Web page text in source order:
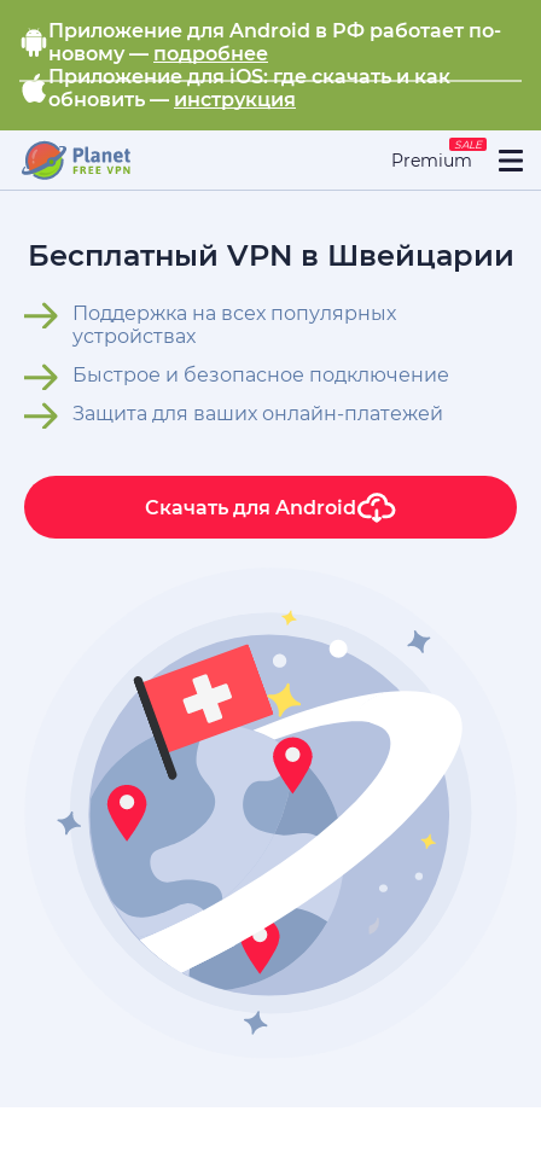
Приложение для Android в РФ работает по-
новому — подробнее
Приложение для iOS: где скачать и как
обновить — инструкция
Premium
SALE
Бесплатный VPN в Швейцарии
Поддержка на всех популярных
устройствах
Быстрое и безопасное подключение
Защита для ваших онлайн-платежей
Скачать для Android